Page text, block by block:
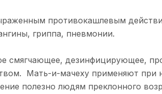
противокашлевым
гриппа, пневмонии.
смягчающее, дезинфицирующее,
Мать-и-мачеху применяют при
полезно людям преклонного